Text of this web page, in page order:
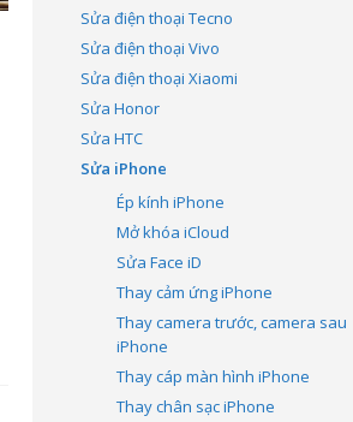
Sửa điện thoại Tecno
Sửa điện thoại Vivo
Sửa điện thoại Xiaomi
Sửa Honor
Sửa HTC
Sửa iPhone
Ép kính iPhone
Mở khóa iCloud
Sửa Face iD
Thay cảm ứng iPhone
Thay camera trước, camera sau
iPhone
Thay cáp màn hình iPhone
Thay chân sạc iPhone